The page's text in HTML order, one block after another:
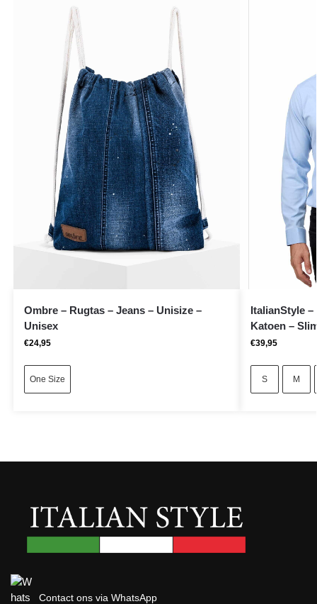
Ombre – Rugtas – Jeans – Unisize –
Unisex
€24,95
One Size
ItalianStyle
Katoen –
€39,95
S M
Contact ons via WhatsApp